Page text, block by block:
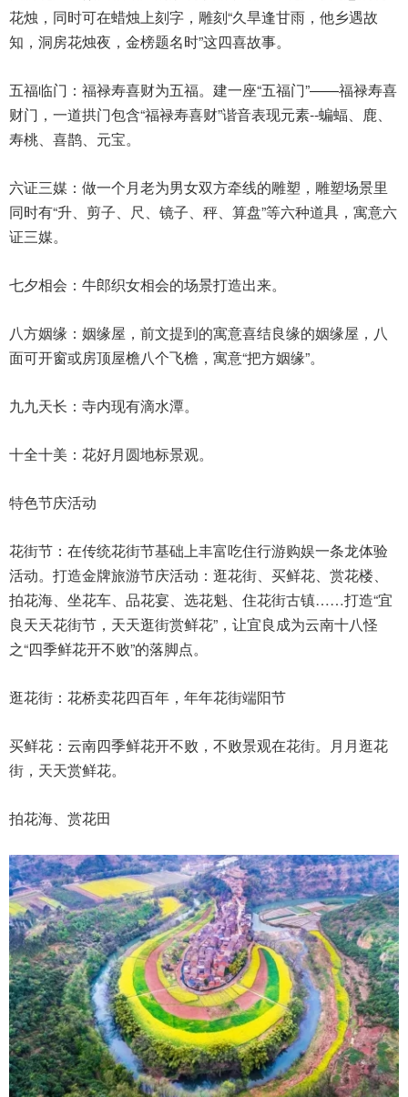
花烛，同时可在蜡烛上刻字，雕刻“久旱逢甘雨，他乡遇故
知，洞房花烛夜，金榜题名时”这四喜故事。
五福临门：福禄寿喜财为五福。建一座“五福门”——福禄寿喜
财门，一道拱门包含“福禄寿喜财”谐音表现元素--蝙蝠、鹿、
寿桃、喜鹊、元宝。
六证三媒：做一个月老为男女双方牵线的雕塑，雕塑场景里
同时有“升、剪子、尺、镜子、秤、算盘”等六种道具，寓意六
证三媒。
七夕相会：牛郎织女相会的场景打造出来。
八方姻缘：姻缘屋，前文提到的寓意喜结良缘的姻缘屋，八
面可开窗或房顶屋檐八个飞檐，寓意“把方姻缘”。
九九天长：寺内现有滴水潭。
十全十美：花好月圆地标景观。
特色节庆活动
花街节：在传统花街节基础上丰富吃住行游购娱一条龙体验
活动。打造金牌旅游节庆活动：逛花街、买鲜花、赏花楼、
拍花海、坐花车、品花宴、选花魁、住花街古镇……打造“宜
良天天花街节，天天逛街赏鲜花”，让宜良成为云南十八怪
之“四季鲜花开不败”的落脚点。
逛花街：花桥卖花四百年，年年花街端阳节
买鲜花：云南四季鲜花开不败，不败景观在花街。月月逛花
街，天天赏鲜花。
拍花海、赏花田